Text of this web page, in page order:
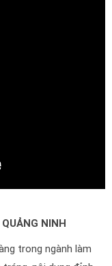
QUẢNG NINH
trong ngành làm